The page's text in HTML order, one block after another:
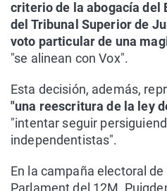
criterio de la abogacía del
del Tribunal Superior de
voto particular de una
"se alinean con Vox".
Esta decisión, además,
"una reescritura de la ley
"intentar seguir
independentistas".
En la campaña electoral de
Parlament del 12M,